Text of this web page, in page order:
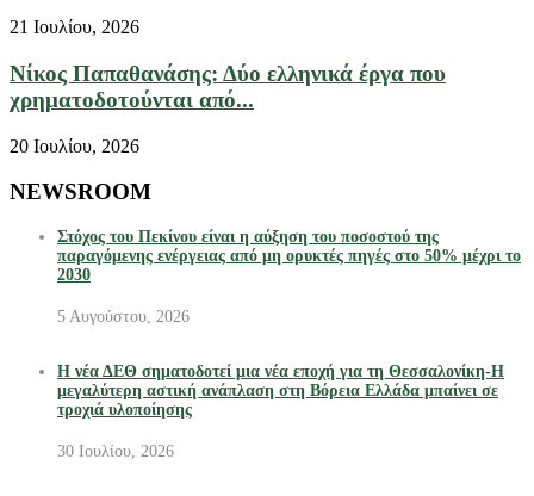
21 Ιουλίου, 2026
Νίκος Παπαθανάσης: Δύο ελληνικά έργα που
χρηματοδοτούνται από...
20 Ιουλίου, 2026
NEWSROOM
Στόχος του Πεκίνου είναι η αύξηση του ποσοστού της
παραγόμενης ενέργειας από μη ορυκτές πηγές στο 50% μέχρι το
2030
5 Αυγούστου, 2026
Η νέα ΔΕΘ σηματοδοτεί μια νέα εποχή για τη Θεσσαλονίκη-Η
μεγαλύτερη αστική ανάπλαση στη Βόρεια Ελλάδα μπαίνει σε
τροχιά υλοποίησης
30 Ιουλίου, 2026